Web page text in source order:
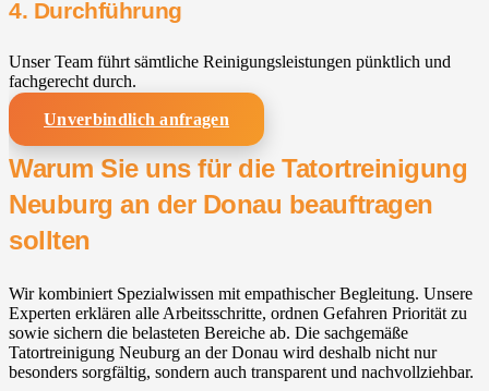
4. Durchführung
Unser Team führt sämtliche Reinigungsleistungen pünktlich und
fachgerecht durch.
Unverbindlich anfragen
Warum Sie uns für die Tatortreinigung
Neuburg an der Donau beauftragen
sollten
Wir kombiniert Spezialwissen mit empathischer Begleitung. Unsere
Experten erklären alle Arbeitsschritte, ordnen Gefahren Priorität zu
sowie sichern die belasteten Bereiche ab. Die sachgemäße
Tatortreinigung Neuburg an der Donau wird deshalb nicht nur
besonders sorgfältig, sondern auch transparent und nachvollziehbar.